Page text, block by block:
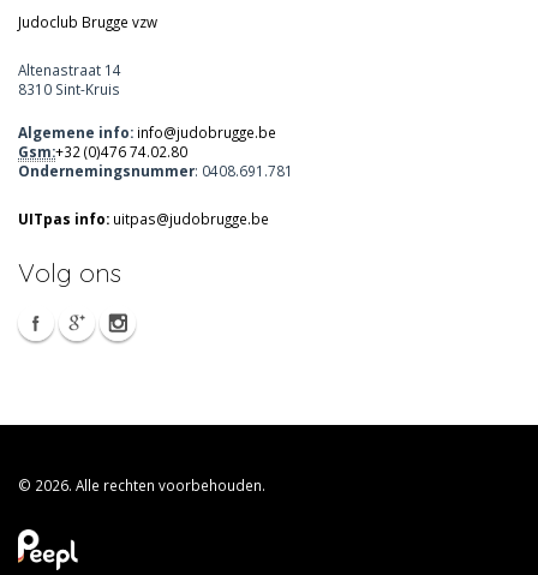
Judoclub Brugge vzw
Altenastraat 14
8310 Sint-Kruis
Algemene info: info@judobrugge.be
Gsm:+32 (0)476 74.02.80
Ondernemingsnummer: 0408.691.781
UITpas info: uitpas@judobrugge.be
Volg ons
© 2026. Alle rechten voorbehouden.